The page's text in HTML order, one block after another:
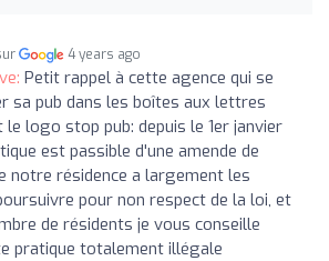
4 years ago
Petit rappel à cette agence qui se
sa pub dans les boîtes aux lettres
logo stop pub: depuis le 1er janvier
est passible d'une amende de
notre résidence a largement les
pour non respect de la loi, et
de résidents je vous conseille
pratique totalement illégale